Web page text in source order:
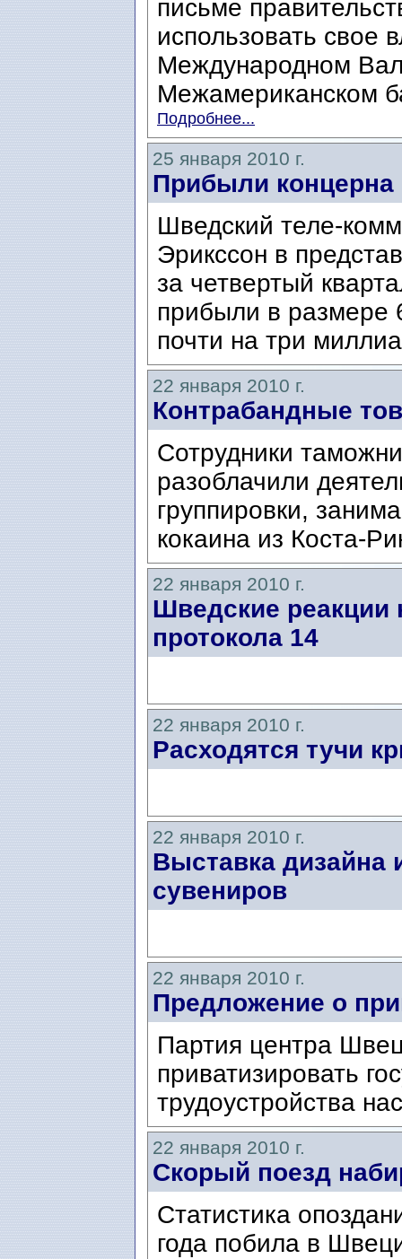
письме
использовать свое
Международном
Межамериканском
Подробнее...
25 января 2010 г.
Прибыли концерна
Шведский теле-
Эрикссон в
за четвертый
прибыли в размере
почти на три
22 января 2010 г.
Контрабандные
Сотрудники
разоблачили
группировки,
кокаина из Коста-
22 января 2010 г.
Шведские реакции
протокола 14
22 января 2010 г.
Расходятся тучи
22 января 2010 г.
Выставка дизайна
сувениров
22 января 2010 г.
Предложение о
Партия центра
приватизировать
трудоустройства
22 января 2010 г.
Cкорый поезд
Статистика
года побила в